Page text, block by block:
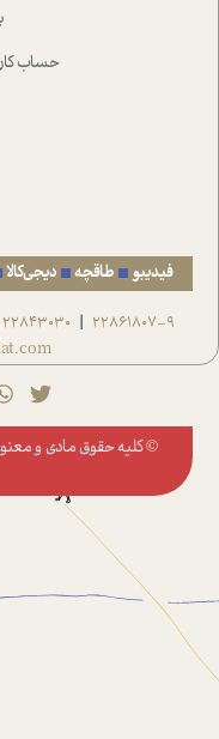
حساب
فیدیبو طاقچه دیجی‌کالا
22861807-9
|
22843030
© کلیه حقوق مادی و